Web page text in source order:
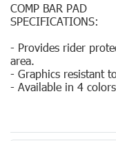
COMP BAR PAD
SPECIFICATIONS:
- Provides rider
area.
- Graphics resistant
- Available in 4